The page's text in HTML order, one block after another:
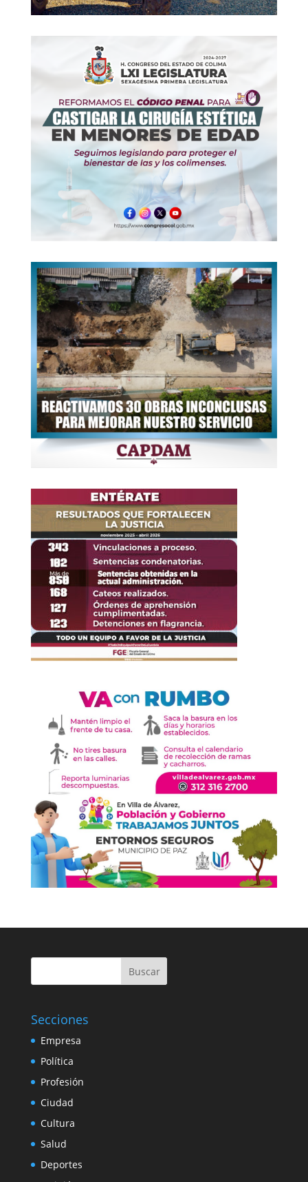
Buscar
Secciones
Empresa
Política
Profesión
Ciudad
Cultura
Salud
Deportes